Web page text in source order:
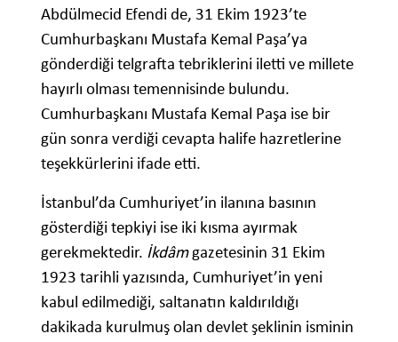
Abdülmecid Efendi de, 31 Ekim 1923’te
Cumhurbaşkanı Mustafa Kemal Paşa’ya
gönderdiği telgrafta tebriklerini iletti ve millete
hayırlı olması temennisinde bulundu.
Cumhurbaşkanı Mustafa Kemal Paşa ise bir
gün sonra verdiği cevapta halife hazretlerine
teşekkürlerini ifade etti.
İstanbul’da Cumhuriyet’in ilanına basının
gösterdiği tepkiyi ise iki kısma ayırmak
gerekmektedir. İkdâmgazetesinin 31 Ekim
1923 tarihli yazısında, Cumhuriyet’in yeni
kabul edilmediği, saltanatın kaldırıldığı
dakikada kurulmuş olan devlet şeklinin isminin